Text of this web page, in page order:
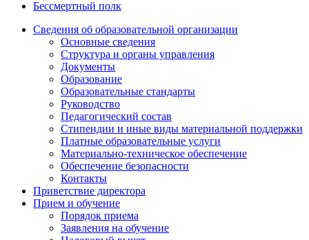
Бессмертный полк
Сведения об образовательной организации
Основные сведения
Структура и органы управления
Документы
Образование
Образовательные стандарты
Руководство
Педагогический состав
Стипендии и иные виды материальной поддержки
Платные образовательные услуги
Материально-техническое обеспечение
Обеспечение безопасности
Контакты
Приветствие директора
Прием и обучение
Порядок приема
Заявления на обучение